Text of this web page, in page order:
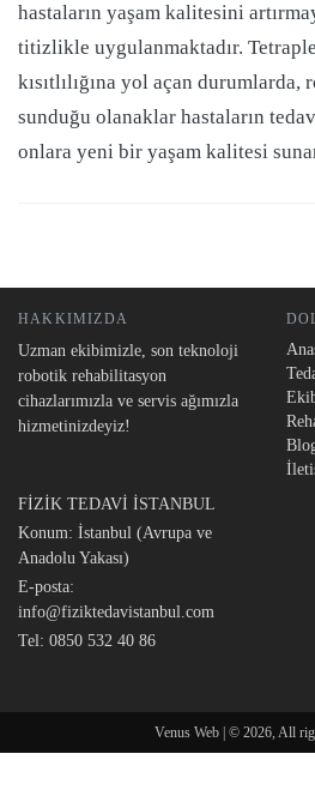
hastaların yaşam kalitesini
titizlikle uygulanmaktadır.
kısıtlılığına yol açan
sunduğu olanaklar hastaların
onlara yeni bir yaşam kalitesi
HAKKIMIZDA
Uzman ekibimizle, son teknoloji
robotik rehabilitasyon
cihazlarımızla ve servis ağımızla
hizmetinizdeyiz!
FİZİK TEDAVİ İSTANBUL
Konum: İstanbul (Avrupa ve
Anadolu Yakası)
E-posta:
info@fiziktedavistanbul.com
Tel: 0850 532 40 86
Venus Web | © 2026, All